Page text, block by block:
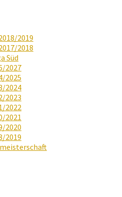
2019
2018
Süd
2027
2025
2024
2023
2022
2021
2020
2019